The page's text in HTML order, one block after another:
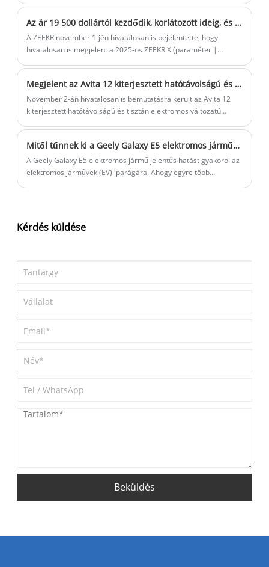
cég létrehozza. a "biztonságos repülés, ingyenes repülés és
ingyenes repülés" terméktapasztalata a repülő autók
felhasználói számára Zhejiang tartományban a jövőben.
Az ár 19 500 dollártól kezdődik, korlátozott ideig, és a 2025-ös ZEEKR X új verziója a piacon!
A ZEEKR november 1-jén hivatalosan is bejelentette, hogy
hivatalosan is megjelent a 2025-ös ZEEKR X (paraméter |
000 jüan árkategóriával, az állami helyettesítési támogatás
minimális ára pedig 135 000 jüan. 2024. november 1. és 2024.
november 30. között (beleértve) a tisztviselő egy 5000 jüanos,
ármegbeszélés és kormányzati csere. támogatás 15.000.
Megjelent az Avita 12 kiterjesztett hatótávolságú és új, tisztán elektromos változata
November 2-án hivatalosan is bemutatásra került az Avita 12
kiterjesztett hatótávolságú és tisztán elektromos változatú
Mitől tűnnek ki a Geely Galaxy E5 elektromos járművek az elektromos járművek piacán
A Geely Galaxy E5 elektromos jármű jelentős hatást gyakorol az
elektromos járművek (EV) iparágára. Ahogy egyre több
jellemzőit, teljesítményét, dizájnját és jövőjét vizsgálja meg, a
Geely Galaxy E5-re és a növekvő elektromos járművek piacán
Kérdés küldése
Beküldés